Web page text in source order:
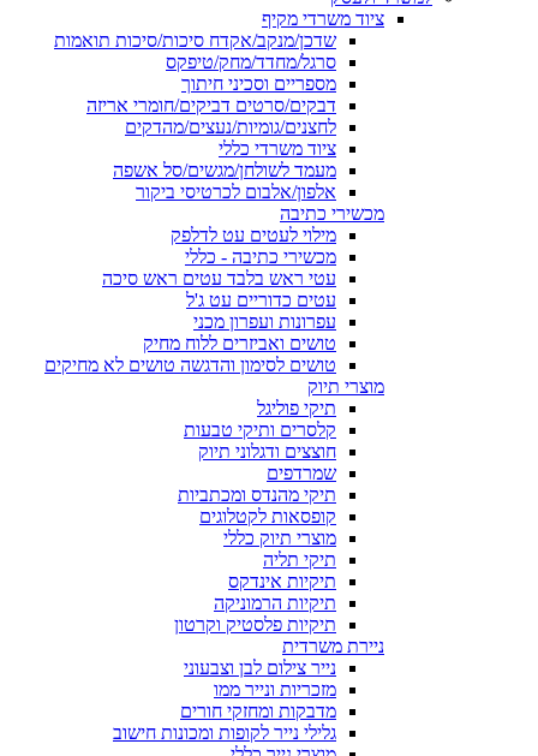
ציוד משרדי מקיף
שדכן/מנקב/אקדח סיכות/סיכות תואמות
סרגל/מחדד/מחק/טיפקס
מספריים וסכיני חיתוך
דבקים/סרטים דביקים/חומרי אריזה
לחצנים/גומיות/נעצים/מהדקים
ציוד משרדי כללי
מעמד לשולחן/מגשים/סל אשפה
אלפון/אלבום לכרטיסי ביקור
מכשירי כתיבה
מילוי לעטים עט לדלפק
מכשירי כתיבה - כללי
עטי ראש בלבד עטים ראש סיכה
עטים כדוריים עט ג'ל
עפרונות ועפרון מכני
טושים ואביזרים ללוח מחיק
טושים לסימון והדגשה טושים לא מחיקים
מוצרי תיוק
תיקי פוליגל
קלסרים ותיקי טבעות
חוצצים ודגלוני תיוק
שמרדפים
תיקי מהנדס ומכתביות
קופסאות לקטלוגים
מוצרי תיוק כללי
תיקי תליה
תיקיות אינדקס
תיקיות הרמוניקה
תיקיות פלסטיק וקרטון
ניירת משרדית
נייר צילום לבן וצבעוני
מזכריות ונייר ממו
מדבקות ומחזקי חורים
גלילי נייר לקופות ומכונות חישוב